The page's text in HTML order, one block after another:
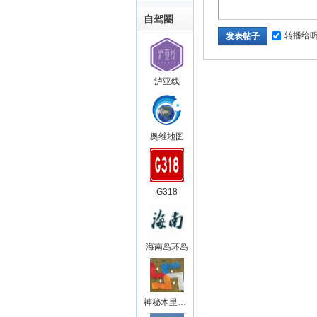
自驾圈
泸亚线
奥维地图
G318
海南岛环岛
神秘木里王国
发表帖子 转播给